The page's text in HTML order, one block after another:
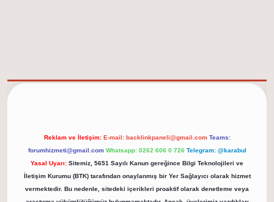
Reklam ve İletişim: E-mail: backlinkpaneli@gmail.com Teams:
forumhizmeti@gmail.com Whatsapp: 0262 606 0 726 Telegram: @karabul
Yasal Uyarı: Sitemiz, 5651 Sayılı Kanun gereğince Bilgi Teknolojileri ve
İletişim Kurumu (BTK) tarafından onaylanmış bir Yer Sağlayıcı olarak hizmet
vermektedir. Bu nedenle, sitedeki içerikleri proaktif olarak denetleme veya